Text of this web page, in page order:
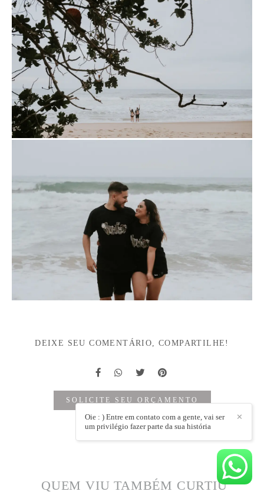
DEIXE SEU COMENTÁRIO, COMPARTILHE!
SOLICITE SEU ORÇAMENTO
QUEM VIU TAMBÉM CURTIU
✕
Oie : ) Entre em contato com a gente, vai ser
um privilégio fazer parte da sua história